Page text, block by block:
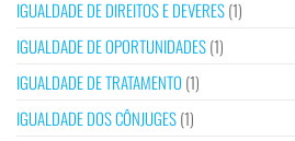
IGUALDADE DE DIREITOS E DEVERES(1)
IGUALDADE DE OPORTUNIDADES(1)
IGUALDADE DE TRATAMENTO (1)
IGUALDADE DOS CÔNJUGES(1)